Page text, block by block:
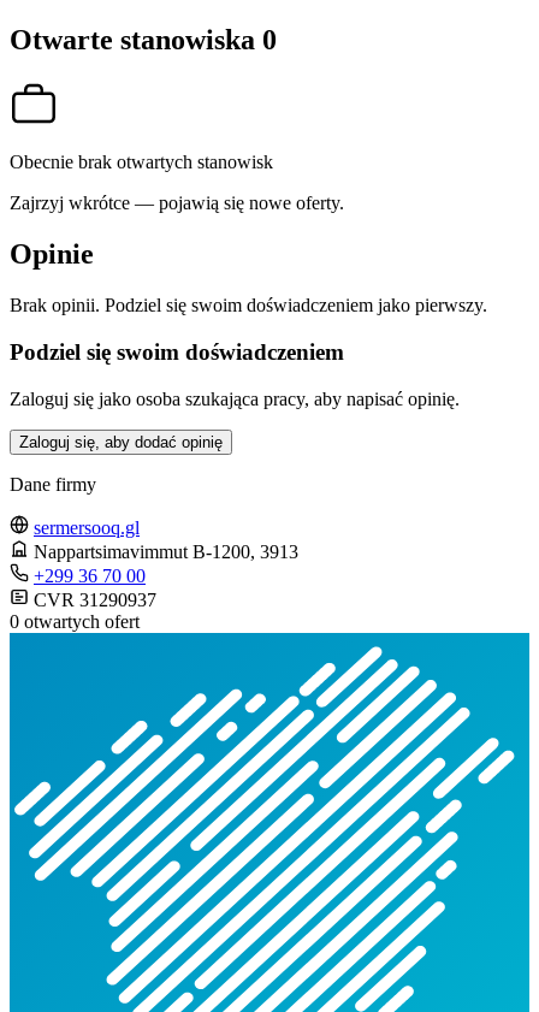
Otwarte stanowiska 0
Obecnie brak otwartych stanowisk
Zajrzyj wkrótce — pojawią się nowe oferty.
Opinie
Brak opinii. Podziel się swoim doświadczeniem jako pierwszy.
Podziel się swoim doświadczeniem
Zaloguj się jako osoba szukająca pracy, aby napisać opinię.
Zaloguj się, aby dodać opinię
Dane firmy
sermersooq.gl
Nappartsimavimmut B-1200, 3913
+299 36 70 00
CVR 31290937
0 otwartych ofert